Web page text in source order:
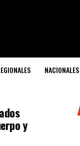
NACIONALES
y